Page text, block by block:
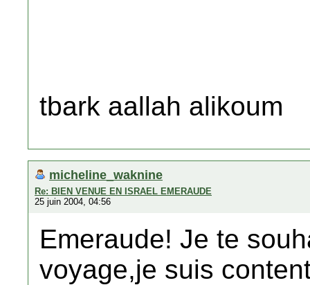
tbark aallah alikoum
micheline_waknine
Re: BIEN VENUE EN ISRAEL EMERAUDE
25 juin 2004, 04:56
Emeraude! Je te
voyage,je suis